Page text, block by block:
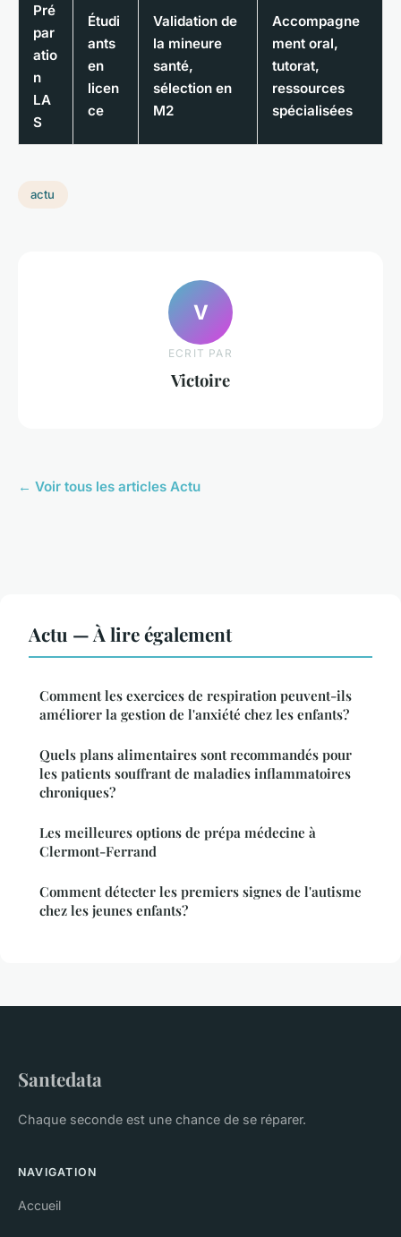
Pré
par
atio
n
LA
S
Étudi
ants
en
licen
ce
Validation de
la mineure
santé,
sélection en
M2
Accompagne
ment oral,
tutorat,
ressources
spécialisées
actu
V
ECRIT PAR
Victoire
← Voir tous les articles Actu
Actu — À lire également
Comment les exercices de respiration peuvent-ils
améliorer la gestion de l'anxiété chez les enfants?
Quels plans alimentaires sont recommandés pour
les patients souffrant de maladies inflammatoires
chroniques?
Les meilleures options de prépa médecine à
Clermont-Ferrand
Comment détecter les premiers signes de l'autisme
chez les jeunes enfants?
Santedata
Chaque seconde est une chance de se réparer.
NAVIGATION
Accueil